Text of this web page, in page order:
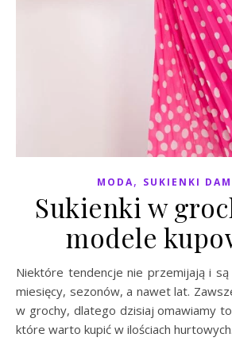
MODA, SUKIENKI
Sukienki w
modele
Niektóre tendencje nie przemijają i są modne przez wiele
miesięcy, sezonów, a nawet lat.
w grochy, dlatego dzisiaj omawiamy
które warto kupić w ilościach